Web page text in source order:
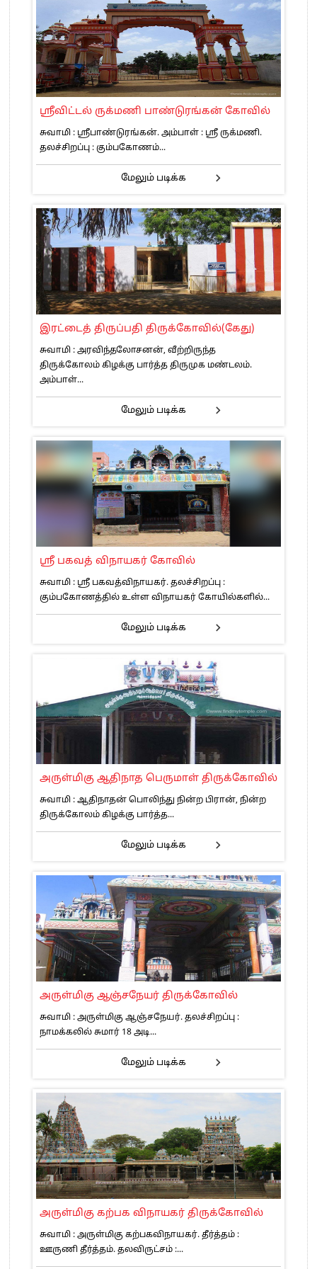
ஸ்ரீவிட்டல் ருக்மணி பாண்டுரங்கன் கோவில்
சுவாமி : ஸ்ரீபாண்டுரங்கன். அம்பாள் : ஸ்ரீ ருக்மணி.
தலச்சிறப்பு : கும்பகோணம்...
மேலும் படிக்க
இரட்டைத் திருப்பதி திருக்கோவில்(கேது)
சுவாமி : அரவிந்தலோசனன், வீற்றிருந்த
திருக்கோலம் கிழக்கு பார்த்த திருமுக மண்டலம்.
அம்பாள்...
மேலும் படிக்க
ஸ்ரீ பகவத் விநாயகர் கோவில்
சுவாமி : ஸ்ரீ பகவத்விநாயகர். தலச்சிறப்பு :
கும்பகோணத்தில் உள்ள விநாயகர் கோயில்களில்...
மேலும் படிக்க
அருள்மிகு ஆதிநாத பெருமாள் திருக்கோவில்
சுவாமி : ஆதிநாதன் பொலிந்து நின்ற பிரான், நின்ற
திருக்கோலம் கிழக்கு பார்த்த...
மேலும் படிக்க
அருள்மிகு ஆஞ்சநேயர் திருக்கோவில்
சுவாமி : அருள்மிகு ஆஞ்சநேயர். தலச்சிறப்பு :
நாமக்கலில் சுமார் 18 அடி...
மேலும் படிக்க
அருள்மிகு கற்பக விநாயகர் திருக்கோவில்
சுவாமி : அருள்மிகு கற்பகவிநாயகர். தீர்த்தம் :
ஊருணி தீர்த்தம். தலவிருட்சம் :...